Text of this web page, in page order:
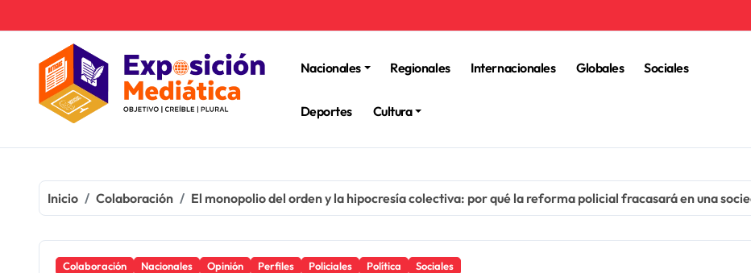
Nacionales
Regionales Internacionales Globales Sociales
Deportes Cultura
Inicio Colaboración El monopolio del orden y la hipocresía colectiva: por qué la reforma policial fracasará en una
Colaboración Nacionales Opinión Perfiles Policiales Política Sociales